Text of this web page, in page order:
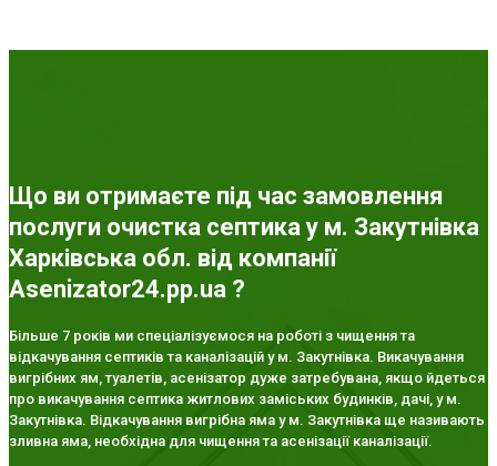
Що ви отримаєте під час замовлення
послуги очистка септика у м. Закутнівка
Харківська обл. від компанії
Asenizator24.pp.ua ?
Більше 7 років ми спеціалізуємося на роботі з чищення та
відкачування септиків та каналізацій у м. Закутнівка. Викачування
вигрібних ям, туалетів, асенізатор дуже затребувана, якщо йдеться
про викачування септика житлових заміських будинків, дачі, у м.
Закутнівка. Відкачування вигрібна яма у м. Закутнівка ще називають
зливна яма, необхідна для чищення та асенізації каналізації.